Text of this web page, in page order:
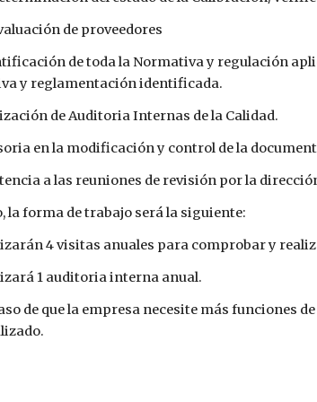
- Evaluación de proveedores
y reglamentación identificada.
de Auditoria Internas de la Calidad.
en la modificación y control de la
a las reuniones de revisión por la
la forma de trabajo será la siguiente:
4 visitas anuales para comprobar y
1 auditoria interna anual.